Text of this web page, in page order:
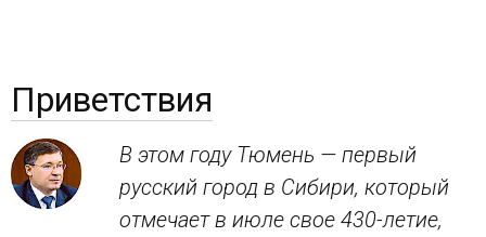
Приветствия
В этом году Тюмень — первый
русский город в Сибири, который
отмечает в июле свое 430-летие,